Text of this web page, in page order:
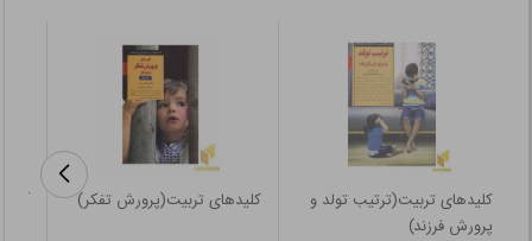
کلیدهای تربیت(ترتیب تولد و
پرورش فرزند)
کلیدهای تربیت(پرورش تفکر)